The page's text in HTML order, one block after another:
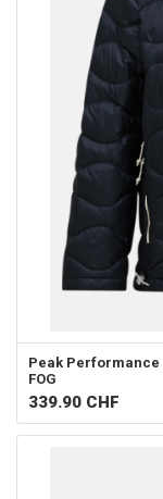
Peak Performance
FOG
339.90 CHF